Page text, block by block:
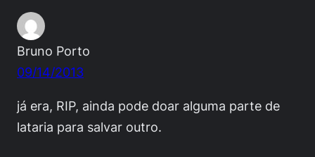
Bruno Porto
09/14/2013
já era, RIP, ainda pode doar alguma parte de
lataria para salvar outro.